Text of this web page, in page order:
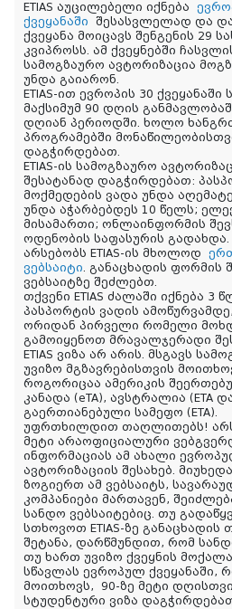
ETIAS აუცილებელი იქნება
ქვეყანაში შესასვლელად და
ქვეყანა მოიცავს შენგენის 29
კვიპროსს. ამ ქვეყნებში
სამოგზაურო ავტორიზაცია
უნდა გაიარონ.
ETIAS-ით ევროპის 30
მაქსიმუმ 90 დღის
დღიან პერიოდში. ხოლო
პროგრამებში
დაგჭირდებათ.
ETIAS-ის სამოგზაურო
შესატანად დაგჭირდებათ:
მოქმედების ვადა უნდა
უნდა აჭარბებდეს 10 წელს;
მისამართი; ონლაინფორმის
ოდენობის საფასურის გადახდა.
არსებობს ETIAS-ის მხოლოდ
ვებსაიტი. განაცხადის ფორმის
ვებსაიტზე შეძლებთ.
თქვენი ETIAS ძალაში იქნება 3
პასპორტის ვადის
ორიდან პირველი რომელი
გამოიყენოთ მრავალჯერადი
ETIAS ვიზა არ არის. მსგავს
უვიზო მგზავრებისთვის
როგორიცაა ამერიკის
კანადა (eTA), ავსტრალია (ETA
გაერთიანებული სამეფო (ETA).
უფრთხილდით თაღლითებს!
მეტი არაოფიციალური
ინფორმაციას ამ ახალი
ავტორიზაციის შესახებ.
ზოგიერთ ამ ვებსაიტს,
კომპანიები მართავენ,
სანდო ვებსაიტებიც. თუ
სთხოვოთ ETIAS-ზე განაცხადის
შეტანა, დარწმუნდით, რომ
თუ ხართ უვიზო ქვეყნის
სწავლას ევროპულ ქვეყანაში,
მოითხოვს, 90-ზე მეტი
სტუდენტური ვიზა